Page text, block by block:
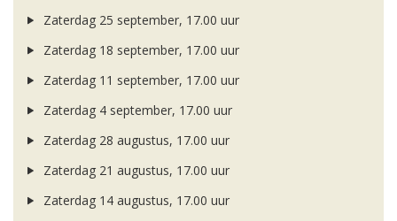
Zaterdag 25 september, 17.00 uur
Zaterdag 18 september, 17.00 uur
Zaterdag 11 september, 17.00 uur
Zaterdag 4 september, 17.00 uur
Zaterdag 28 augustus, 17.00 uur
Zaterdag 21 augustus, 17.00 uur
Zaterdag 14 augustus, 17.00 uur